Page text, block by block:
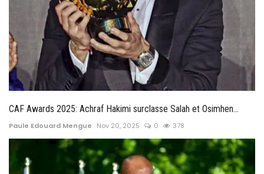
CAF Awards 2025: Achraf Hakimi surclasse Salah et Osimhen...
Paule Edouard Mengue Nov 20, 2025 0 378